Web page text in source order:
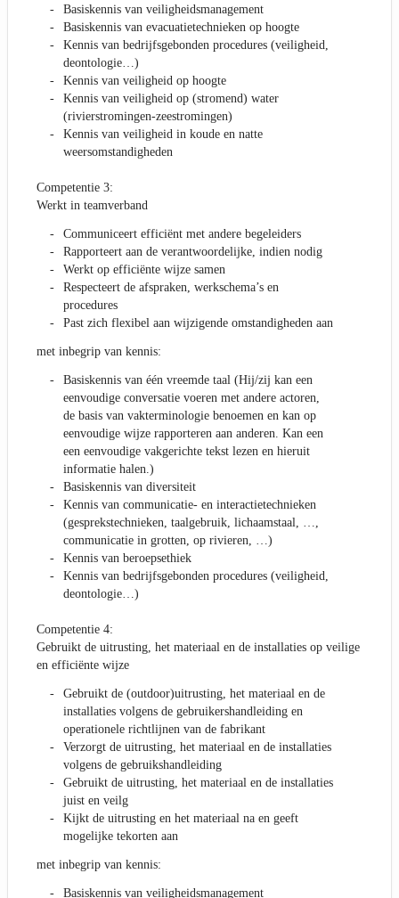
Basiskennis van veiligheidsmanagement
Basiskennis van evacuatietechnieken op hoogte
Kennis van bedrijfsgebonden procedures (veiligheid,
deontologie…)
Kennis van veiligheid op hoogte
Kennis van veiligheid op (stromend) water
(rivierstromingen-zeestromingen)
Kennis van veiligheid in koude en natte
weersomstandigheden
Competentie 3:
Werkt in teamverband
Communiceert efficiënt met andere begeleiders
Rapporteert aan de verantwoordelijke, indien nodig
Werkt op efficiënte wijze samen
Respecteert de afspraken, werkschema’s en
procedures
Past zich flexibel aan wijzigende omstandigheden aan
met inbegrip van kennis:
Basiskennis van één vreemde taal (Hij/zij kan een
eenvoudige conversatie voeren met andere actoren,
de basis van vakterminologie benoemen en kan op
eenvoudige wijze rapporteren aan anderen. Kan een
een eenvoudige vakgerichte tekst lezen en hieruit
informatie halen.)
Basiskennis van diversiteit
Kennis van communicatie- en interactietechnieken
(gesprekstechnieken, taalgebruik, lichaamstaal, …,
communicatie in grotten, op rivieren, …)
Kennis van beroepsethiek
Kennis van bedrijfsgebonden procedures (veiligheid,
deontologie…)
Competentie 4:
Gebruikt de uitrusting, het materiaal en de installaties op veilige
en efficiënte wijze
Gebruikt de (outdoor)uitrusting, het materiaal en de
installaties volgens de gebruikershandleiding en
operationele richtlijnen van de fabrikant
Verzorgt de uitrusting, het materiaal en de installaties
volgens de gebruikshandleiding
Gebruikt de uitrusting, het materiaal en de installaties
juist en veilg
Kijkt de uitrusting en het materiaal na en geeft
mogelijke tekorten aan
met inbegrip van kennis:
Basiskennis van veiligheidsmanagement